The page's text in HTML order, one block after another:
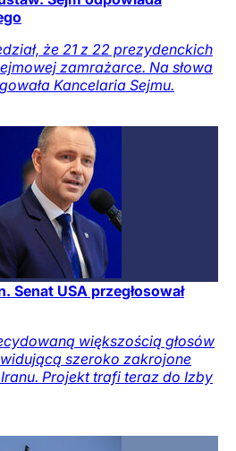
że 21 z 22 prezydenckich
zamrażarce. Na słowa
Kancelaria Sejmu.
Senat USA przegłosował
większością głosów
szeroko zakrojone
Projekt trafi teraz do Izby